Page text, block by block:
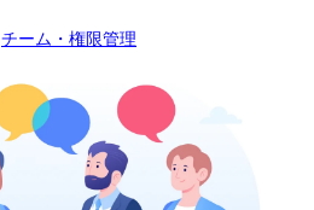
チーム・権限管理